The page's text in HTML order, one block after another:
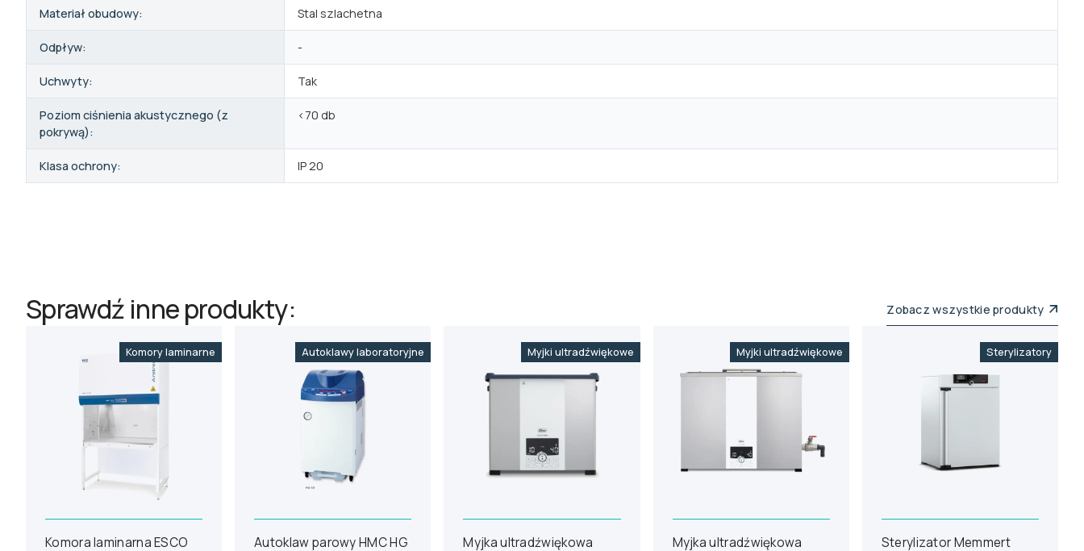
Materiał obudowy: Stal szlachetna
Odpływ: -
Uchwyty: Tak
Poziom ciśnienia akustycznego (z
pokrywą):
<70 db
Klasa ochrony: IP 20
Sprawdź inne produkty: Zobacz wszystkie produkty
Komory laminarne
Komora laminarna ESCO
Autoklawy laboratoryjne
Autoklaw parowy HMC HG
Myjki ultradźwiękowe
Myjka ultradźwiękowa
Myjki ultradźwiękowe
Myjka ultradźwiękowa
Sterylizatory
Sterylizator Memmert